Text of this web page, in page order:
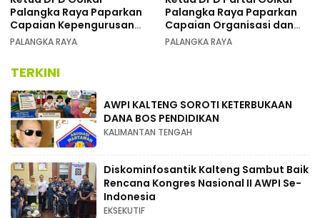
Palangka Raya Paparkan
Capaian Kepengurusan
pada Pembukaan Musda XI
PALANGKA RAYA
Palangka Raya Paparkan
Capaian Organisasi dan
Kemenangan Pemilu pada
PALANGKA RAYA
TERKINI
AWPI KALTENG SOROTI KETERBUKAAN
DANA BOS PENDIDIKAN
KALIMANTAN TENGAH
Diskominfosantik Kalteng Sambut Baik
Rencana Kongres Nasional II AWPI Se-
Indonesia
EKSEKUTIF